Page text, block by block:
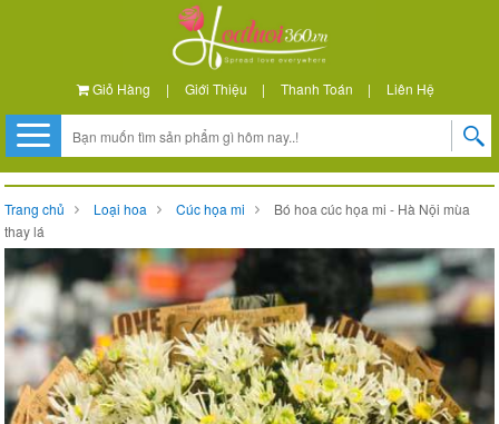
Giỏ Hàng | Giới Thiệu | Thanh Toán | Liên Hệ
Trang chủ Loại hoa Cúc họa mi
Bó hoa cúc họa mi - Hà Nội mùa
thay lá